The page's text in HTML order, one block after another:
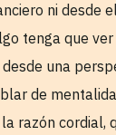
ni desde
tenga que
una
de
razón cordial,